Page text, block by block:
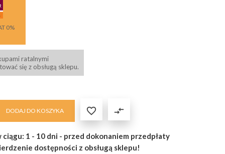
0%
ratalnymi
się z obsługą sklepu.
DODAJ DO KOSZYKA  compare_arrows
ciągu: 1 - 10 dni - przed dokonaniem przedpłaty
dostępności z obsługą sklepu!